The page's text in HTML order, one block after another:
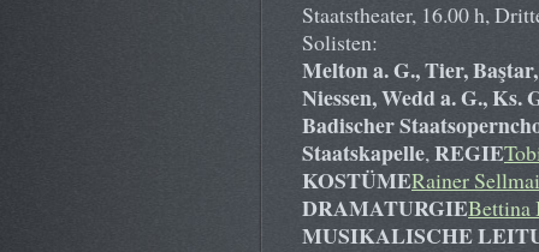
Staatstheater, 16.00 h,
Solisten:
Melton a. G., Tier,
Niessen, Wedd a. G.,
Badischer
Staatskapelle,REGIE
KOSTÜMERainer
DRAMATURGIEBettina
MUSIKALISCHE